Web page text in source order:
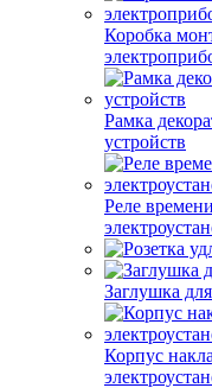
Коробка
Рамка
устройств
Реле
Заглушка
Корпус